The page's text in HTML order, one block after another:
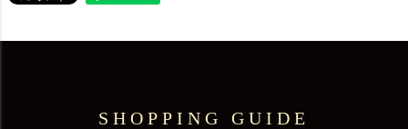
SHOPPING GUIDE